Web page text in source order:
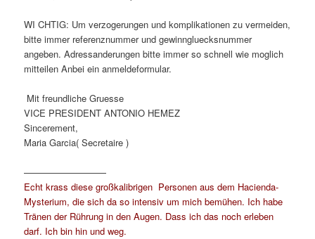
WI CHTIG: Um verzogerungen und komplikationen zu vermeiden,
bitte immer referenznummer und gewinngluecksnummer
angeben. Adressanderungen bitte immer so schnell wie moglich
mitteilen Anbei ein anmeldeformular.
Mit freundliche Gruesse
VICE PRESIDENT ANTONIO HEMEZ
Sincerement,
Maria Garcia( Secretaire )
—————————
Echt krass diese großkalibrigen Personen aus dem Hacienda-
Mysterium, die sich da so intensiv um mich bemühen. Ich habe
Tränen der Rührung in den Augen. Dass ich das noch erleben
darf. Ich bin hin und weg.